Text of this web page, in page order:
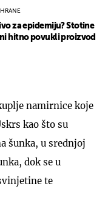
za epidemiju? Stotine
hitno povukli proizvod
namirnice koje
kao što su
šunka, u srednjoj
dok se u
te